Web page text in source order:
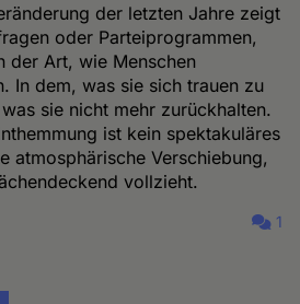
der letzten Jahre zeigt
oder Parteiprogrammen,
der Art, wie Menschen
In dem, was sie sich trauen zu
sie nicht mehr zurückhalten.
ist kein spektakuläres
atmosphärische Verschiebung,
vollzieht.
1